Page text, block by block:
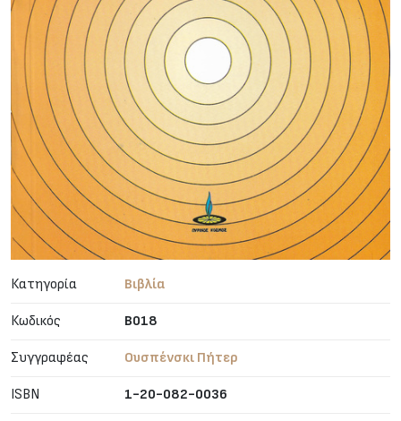
Κατηγορία Βιβλία
Κωδικός B018
Συγγραφέας Ουσπένσκι Πήτερ
ISBN 1-20-082-0036